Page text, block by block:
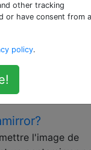
offrent un
peuvent
l'image de
other tracking
or have consent from a
policy.